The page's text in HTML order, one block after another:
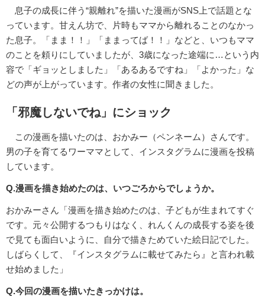
息子の成長に伴う“親離れ”を描いた漫画がSNS上で話題とな
っています。甘えん坊で、片時もママから離れることのなかっ
た息子。「まま！！」「ままってば！！」などと、いつもママ
のことを頼りにしていましたが、3歳になった途端に…という内
容で「ギョッとしました」「あるあるですね」「よかった」な
どの声が上がっています。作者の女性に聞きました。
「邪魔しないでね」にショック
この漫画を描いたのは、おかみー（ペンネーム）さんです。
男の子を育てるワーママとして、インスタグラムに漫画を投稿
しています。
Q.漫画を描き始めたのは、いつごろからでしょうか。
おかみーさん「漫画を描き始めたのは、子どもが生まれてすぐ
です。元々公開するつもりはなく、れんくんの成長する姿を後
で見ても面白いように、自分で描きためていた絵日記でした。
しばらくして、『インスタグラムに載せてみたら』と言われ載
せ始めました」
Q.今回の漫画を描いたきっかけは。